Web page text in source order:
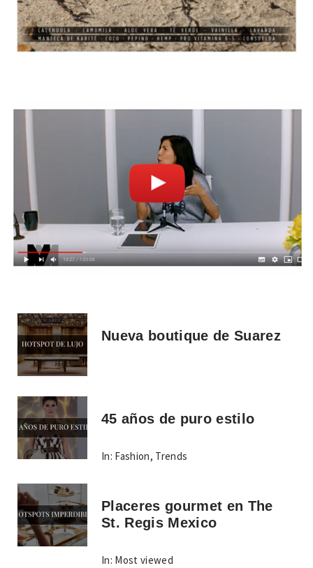
Nueva boutique de Suarez
45 años de puro estilo
In: Fashion, Trends
Placeres gourmet en The
St. Regis Mexico
In: Most viewed